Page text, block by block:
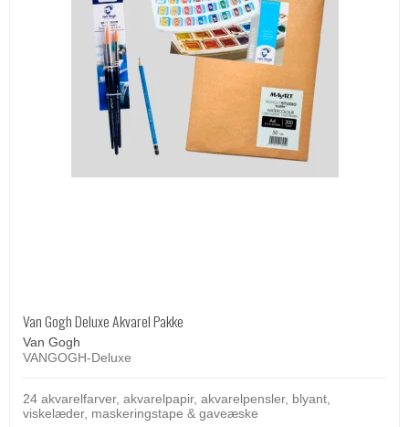
Van Gogh Deluxe Akvarel Pakke
Van Gogh
VANGOGH-Deluxe
24 akvarelfarver, akvarelpapir, akvarelpensler, blyant,
viskelæder, maskeringstape & gaveæske